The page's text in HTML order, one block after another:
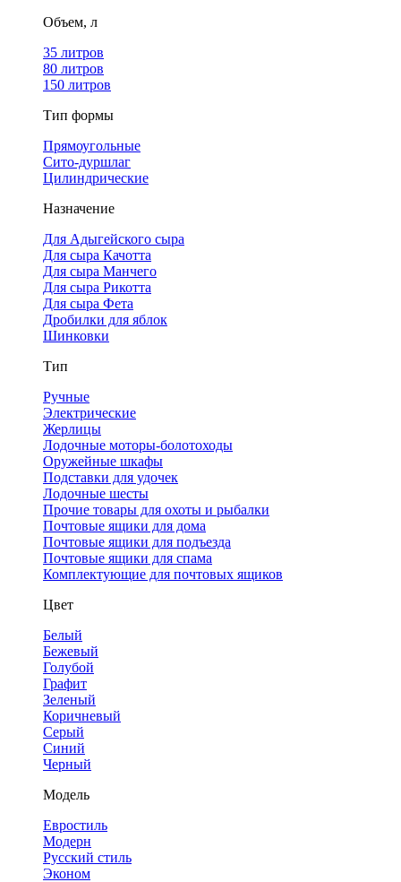
Объем, л
35 литров
80 литров
150 литров
Тип формы
Прямоугольные
Сито-дуршлаг
Цилиндрические
Назначение
Для Адыгейского сыра
Для сыра Качотта
Для сыра Манчего
Для сыра Рикотта
Для сыра Фета
Дробилки для яблок
Шинковки
Тип
Ручные
Электрические
Жерлицы
Лодочные моторы-болотоходы
Оружейные шкафы
Подставки для удочек
Лодочные шесты
Прочие товары для охоты и рыбалки
Почтовые ящики для дома
Почтовые ящики для подъезда
Почтовые ящики для спама
Комплектующие для почтовых ящиков
Цвет
Белый
Бежевый
Голубой
Графит
Зеленый
Коричневый
Серый
Синий
Черный
Модель
Евростиль
Модерн
Русский стиль
Эконом